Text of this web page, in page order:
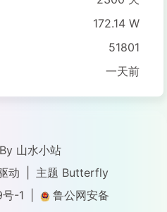
172.14 W
51801
一天前
山水小站
动 主题 Butterfly
-1
鲁公网安备